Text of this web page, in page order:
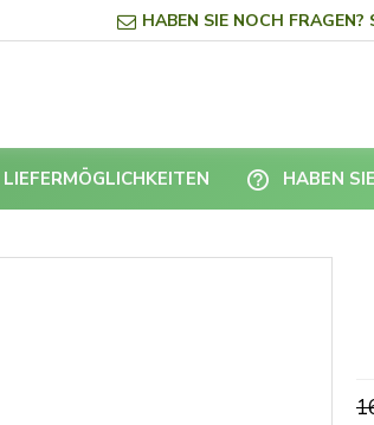
HABEN SIE NOCH FRAGEN?
LIEFERMÖGLICHKEITEN HABEN